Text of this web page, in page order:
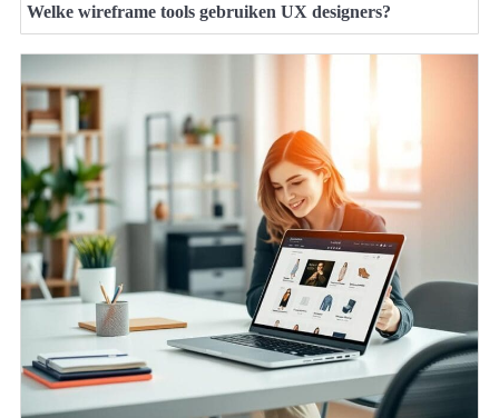
Welke wireframe tools gebruiken UX designers?